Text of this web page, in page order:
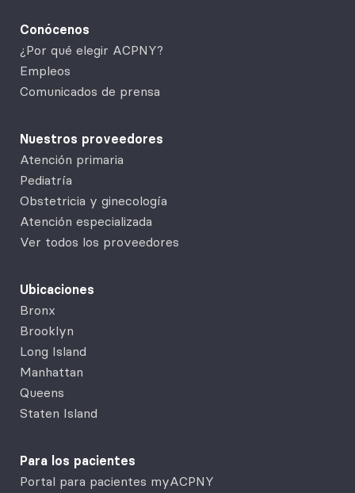
Conócenos
¿Por qué elegir ACPNY?
Empleos
Comunicados de prensa
Nuestros proveedores
Atención primaria
Pediatría
Obstetricia y ginecología
Atención especializada
Ver todos los proveedores
Ubicaciones
Bronx
Brooklyn
Long Island
Manhattan
Queens
Staten Island
Para los pacientes
Portal para pacientes myACPNY